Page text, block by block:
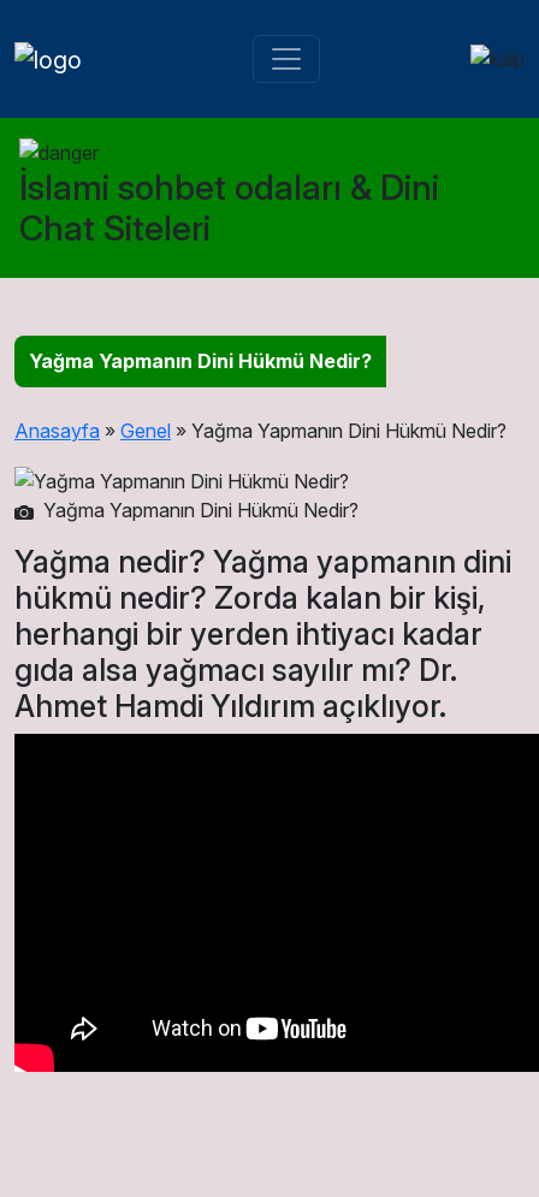
İslami sohbet odaları & Dini
Chat Siteleri
Yağma Yapmanın Dini Hükmü Nedir?
Anasayfa » Genel » Yağma Yapmanın Dini Hükmü Nedir?
Yağma Yapmanın Dini Hükmü Nedir?
Yağma nedir? Yağma yapmanın dini
hükmü nedir? Zorda kalan bir kişi,
herhangi bir yerden ihtiyacı kadar
gıda alsa yağmacı sayılır mı? Dr.
Ahmet Hamdi Yıldırım açıklıyor.